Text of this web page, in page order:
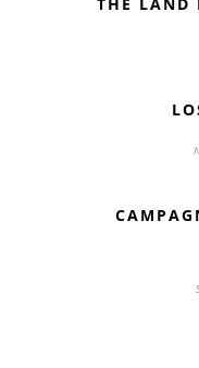
THE LAND